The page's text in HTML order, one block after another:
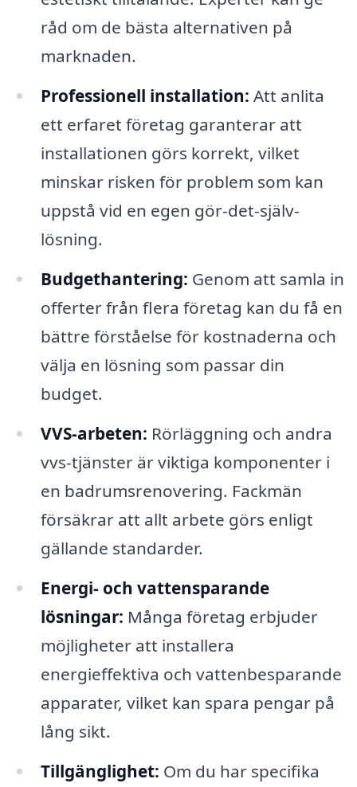
råd om de bästa alternativen på
marknaden.
Professionell installation: Att anlita
ett erfaret företag garanterar att
installationen görs korrekt, vilket
minskar risken för problem som kan
uppstå vid en egen gör-det-själv-
lösning.
Budgethantering: Genom att samla in
offerter från flera företag kan du få en
bättre förståelse för kostnaderna och
välja en lösning som passar din
budget.
VVS-arbeten: Rörläggning och andra
vvs-tjänster är viktiga komponenter i
en badrumsrenovering. Fackmän
försäkrar att allt arbete görs enligt
gällande standarder.
Energi- och vattensparande
lösningar: Många företag erbjuder
möjligheter att installera
energieffektiva och vattenbesparande
apparater, vilket kan spara pengar på
lång sikt.
Tillgänglighet: Om du har specifika